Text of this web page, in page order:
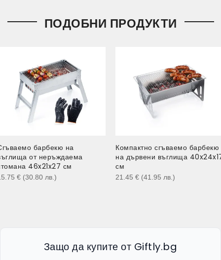
ПОДОБНИ ПРОДУКТИ
барбекю на
от неръждаема
46x21x27 см
€ (30.80 лв. )
Компактно сгъваемо барбекю
на дървени въглища
см
21.45 € (41.95 лв. )
Защо да купите от Giftly.bg